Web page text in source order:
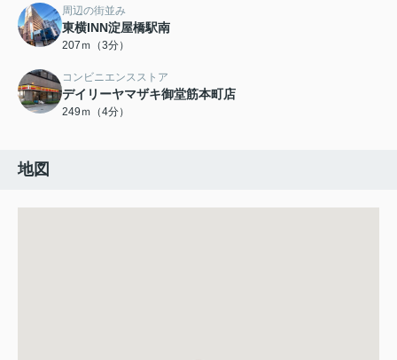
周辺の街並み
東横INN淀屋橋駅南
207ｍ（3分）
コンビニエンスストア
デイリーヤマザキ御堂筋本町店
249ｍ（4分）
地図